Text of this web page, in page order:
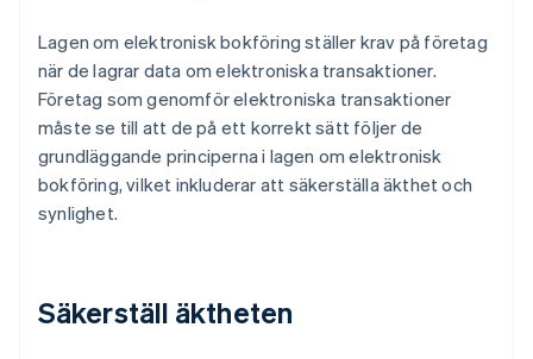
Lagen om elektronisk bokföring ställer krav på företag
när de lagrar data om elektroniska transaktioner.
Företag som genomför elektroniska transaktioner
måste se till att de på ett korrekt sätt följer de
grundläggande principerna i lagen om elektronisk
bokföring, vilket inkluderar att säkerställa äkthet och
synlighet.
Säkerställ äktheten